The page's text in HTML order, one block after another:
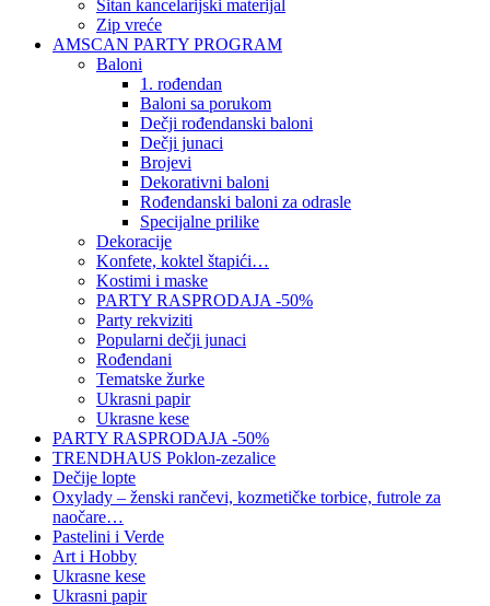
Sitan kancelarijski materijal
Zip vreće
AMSCAN PARTY PROGRAM
Baloni
1. rođendan
Baloni sa porukom
Dečji rođendanski baloni
Dečji junaci
Brojevi
Dekorativni baloni
Rođendanski baloni za odrasle
Specijalne prilike
Dekoracije
Konfete, koktel štapići…
Kostimi i maske
PARTY RASPRODAJA -50%
Party rekviziti
Popularni dečji junaci
Rođendani
Tematske žurke
Ukrasni papir
Ukrasne kese
PARTY RASPRODAJA -50%
TRENDHAUS Poklon-zezalice
Dečije lopte
Oxylady – ženski rančevi, kozmetičke torbice, futrole za
naočare…
Pastelini i Verde
Art i Hobby
Ukrasne kese
Ukrasni papir